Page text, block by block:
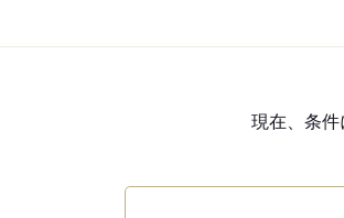
現在、条件